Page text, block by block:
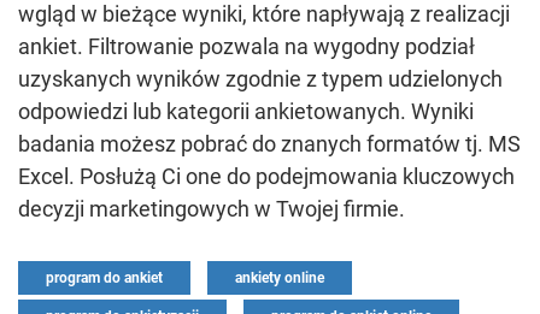
wgląd w bieżące wyniki, które napływają z realizacji
ankiet. Filtrowanie pozwala na wygodny podział
uzyskanych wyników zgodnie z typem udzielonych
odpowiedzi lub kategorii ankietowanych. Wyniki
badania możesz pobrać do znanych formatów tj. MS
Excel. Posłużą Ci one do podejmowania kluczowych
decyzji marketingowych w Twojej firmie.
program do ankiet ankiety online